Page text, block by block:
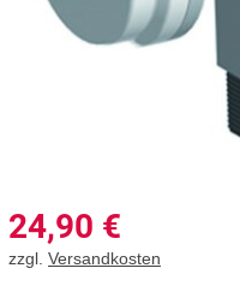
24,90 €
zzgl. Versandkosten